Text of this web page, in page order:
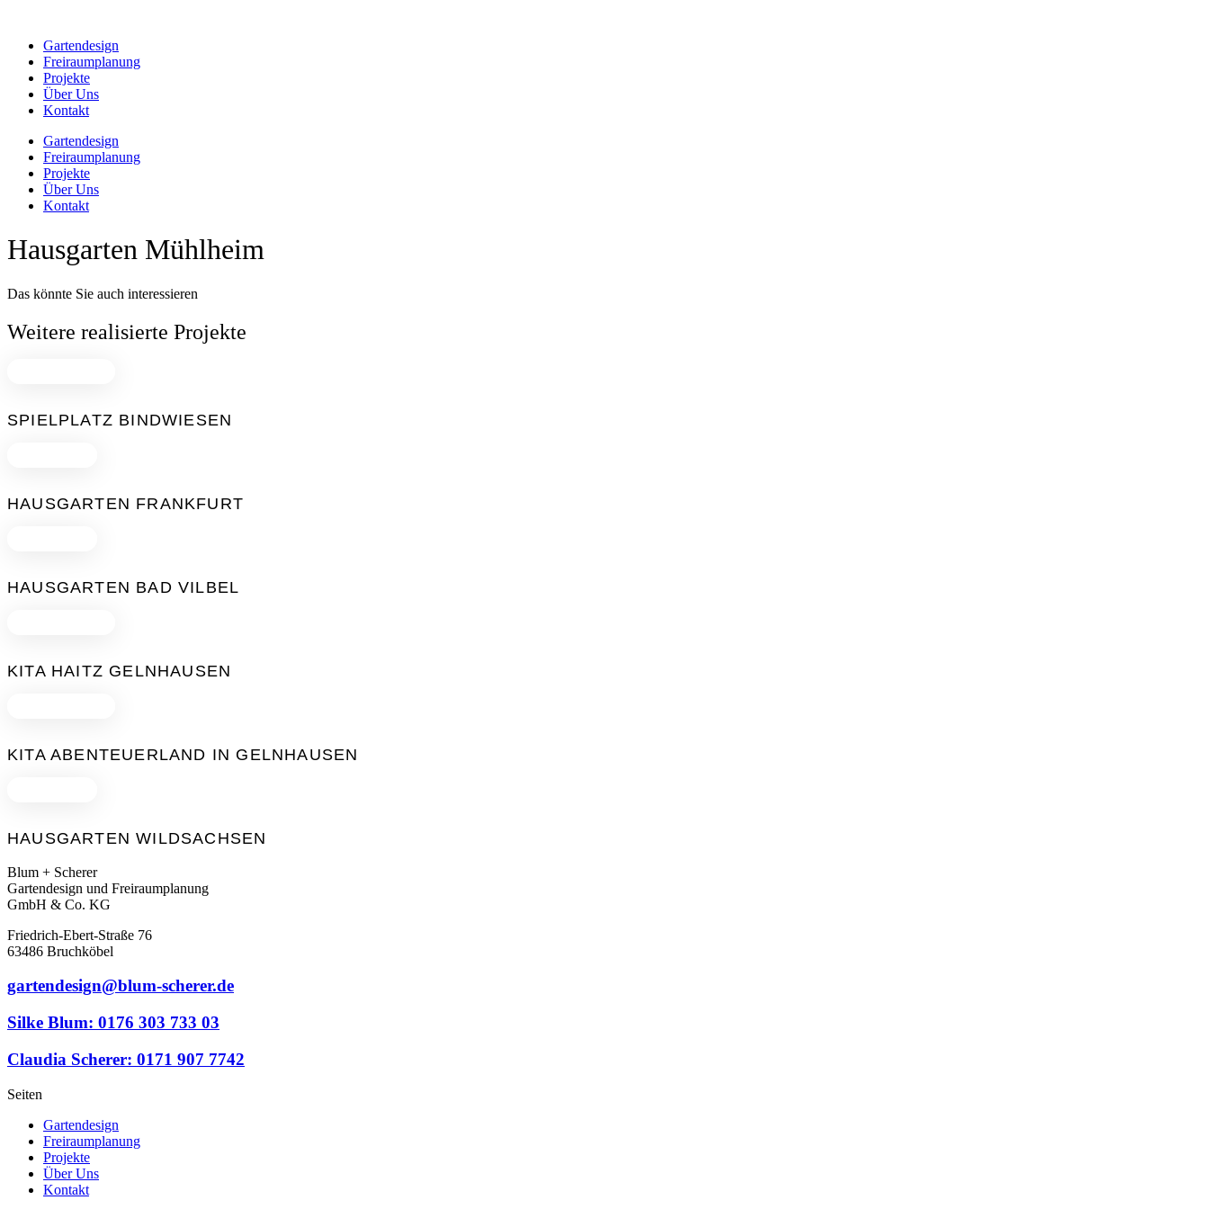
springenGartendesign
Freiraumplanung
Projekte
Über Uns
Kontakt
Gartendesign
Freiraumplanung
Projekte
Über Uns
Kontakt
Hausgarten Mühlheim
Das könnte Sie auch interessieren
Weitere realisierte Projekte
SPIELPLATZ BINDWIESEN
HAUSGARTEN FRANKFURT
HAUSGARTEN BAD VILBEL
KITA HAITZ GELNHAUSEN
KITA ABENTEUERLAND IN GELNHAUSEN
HAUSGARTEN WILDSACHSEN
Blum + Scherer
Gartendesign und Freiraumplanung
GmbH & Co. KG
Friedrich-Ebert-Straße 76
63486 Bruchköbel
gartendesign@blum-scherer.de
Silke Blum: 0176 303 733 03
Claudia Scherer: 0171 907 7742
Seiten
Gartendesign
Freiraumplanung
Projekte
Über Uns
Kontakt